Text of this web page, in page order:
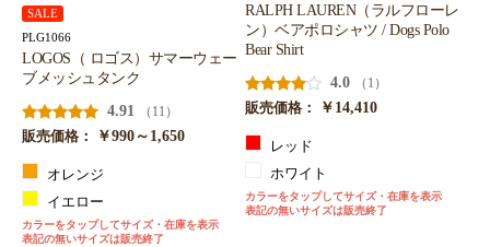
SALE
PLG1066
LOGOS（ ロゴス）サマーウェー
ブメッシュタンク
4.91
（11）
販売価格：
￥990～1,650
オレンジ
イエロー
カラーをタップしてサイズ・在庫を表示
表記の無いサイズは販売終了
RALPH LAUREN（ラルフローレ
ン）ベアポロシャツ / Dogs Polo
Bear Shirt
4.0
（1）
販売価格：
￥14,410
レッド
ホワイト
カラーをタップしてサイズ・在庫を表示
表記の無いサイズは販売終了